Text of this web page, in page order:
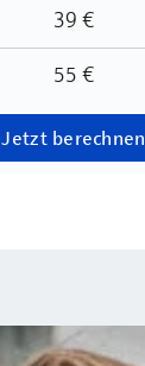
39 €
55 €
Jetzt berechnen